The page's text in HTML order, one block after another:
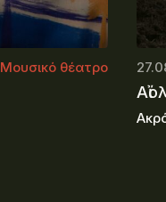
Μουσικό θέατρο